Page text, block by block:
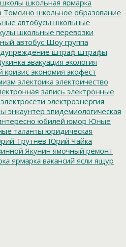
школы школьная ярмарка
Томсино школьное образование
автобусы школьные
школьные перевозки
автобус Шоу группа
штраф штрафы
эвакуация экология
кризис экономия экофест
электрика электричество
запись электронные
электросети электроэнергия
энкаунтер эпидемиологическая
юбилей юмор Юные
таланты юридическая
Трутнев Юрий Чайка
Якунин ямочный ремонт
ярмарка вакансий ясли ящур